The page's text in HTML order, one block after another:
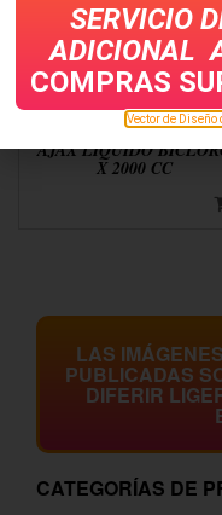
AJAX LIQUIDO
X 2000 CC
LAS
PUBLICADAS
DIFERIR
CATEGORÍAS DE
SERVICIO
ADICIONAL
COMPRAS
Vector de